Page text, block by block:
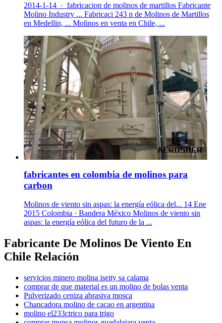
2014-1-14 · fabricacion de molinos de martillos Fabricante
Molino Industry ... Fabricaci 243 n de Molinos de Martillos
en Medellin, ... Molinos en venta en Chile, ...
fabricantes en colombia de molinos para
carbon
Molinos de viento sin aspas: la energía eólica del... 14 Ene
2015 Colombia · Bandera México Molinos de viento sin
aspas: la energía eólica del futuro de la ...
Fabricante De Molinos De Viento En
Chile Relación
servicios minero molina iseity sa calama
comprar de que material es un molino de bolas venta
Pulverizado ceniza abrasiva mosca
Chancadora molino de cacao en argentina
molino el233ctrico para trigo